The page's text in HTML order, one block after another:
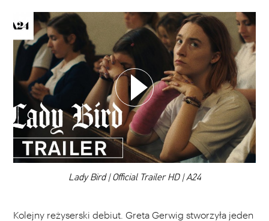
00:00Lady Bird | Official Trailer HD | A24
WYBIERZ SWOJĄ PLAYLISTĘ
DODAJ TEN FILM DO PLAYLISTY
Kolejny reżyserski debiut. Greta Gerwig stworzyła jeden